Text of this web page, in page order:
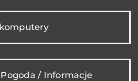
/ Informacje